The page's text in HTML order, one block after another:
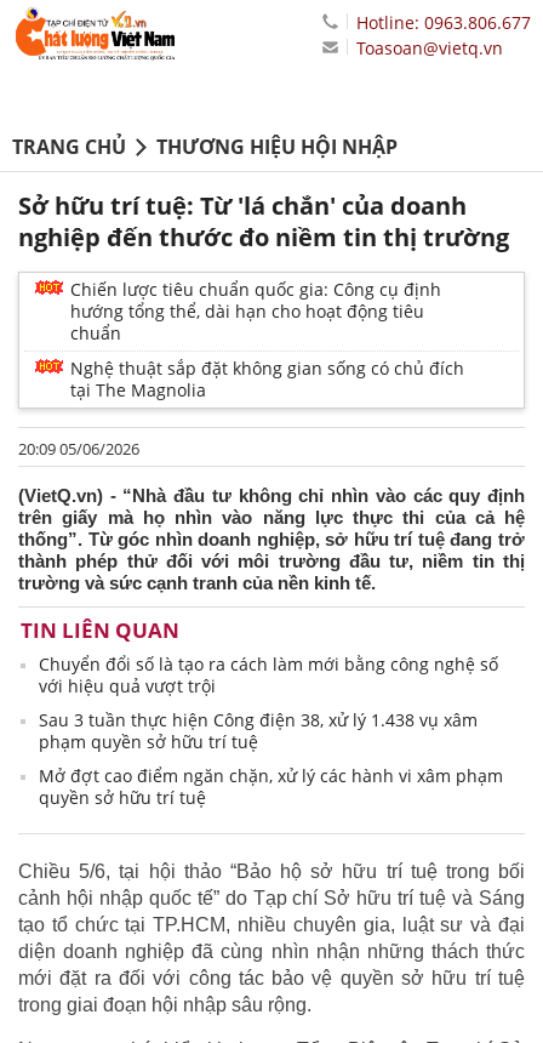
Hotline: 0963.806.677
Toasoan@vietq.vn
TRANG CHỦ THƯƠNG HIỆU HỘI NHẬP
Sở hữu trí tuệ: Từ 'lá chắn' của doanh
nghiệp đến thước đo niềm tin thị trường
Chiến lược tiêu chuẩn quốc gia: Công cụ định
hướng tổng thể, dài hạn cho hoạt động tiêu
chuẩn
Nghệ thuật sắp đặt không gian sống có chủ đích
tại The Magnolia
20:09 05/06/2026
(VietQ.vn) - “Nhà đầu tư không chỉ nhìn vào các quy định
trên giấy mà họ nhìn vào năng lực thực thi của cả hệ
thống”. Từ góc nhìn doanh nghiệp, sở hữu trí tuệ đang trở
thành phép thử đối với môi trường đầu tư, niềm tin thị
trường và sức cạnh tranh của nền kinh tế.
TIN LIÊN QUAN
Chuyển đổi số là tạo ra cách làm mới bằng công nghệ số
với hiệu quả vượt trội
Sau 3 tuần thực hiện Công điện 38, xử lý 1.438 vụ xâm
phạm quyền sở hữu trí tuệ
Mở đợt cao điểm ngăn chặn, xử lý các hành vi xâm phạm
quyền sở hữu trí tuệ
Chiều 5/6, tại hội thảo “Bảo hộ sở hữu trí tuệ trong bối
cảnh hội nhập quốc tế” do Tạp chí Sở hữu trí tuệ và Sáng
tạo tổ chức tại TP.HCM, nhiều chuyên gia, luật sư và đại
diện doanh nghiệp đã cùng nhìn nhận những thách thức
mới đặt ra đối với công tác bảo vệ quyền sở hữu trí tuệ
trong giai đoạn hội nhập sâu rộng.